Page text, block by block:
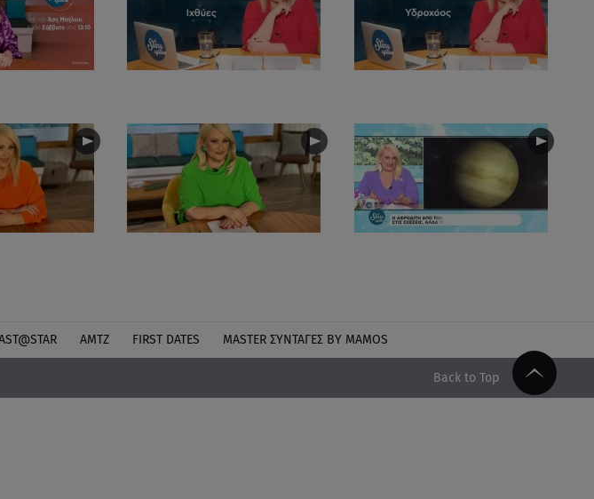
ΑΜΤΖ FIRST DATES MASTER ΣΥΝΤΑΓΈΣ BY MAMOS
Back to Top